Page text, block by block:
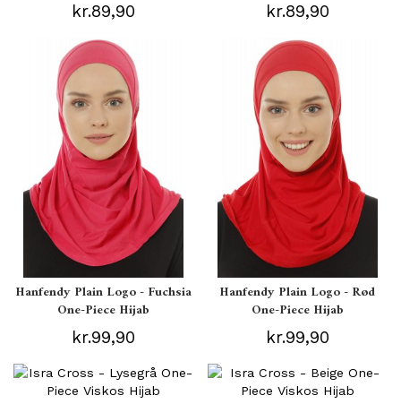
kr.89,90 kr.89,90
Hanfendy Plain Logo - Fuchsia
One-Piece Hijab
kr.99,90
Hanfendy Plain Logo - Rød
One-Piece Hijab
kr.99,90